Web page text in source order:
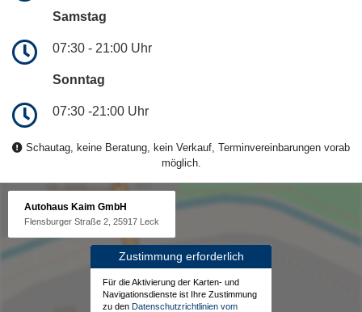
Samstag
07:30 - 21:00 Uhr
Sonntag
07:30 -21:00 Uhr
Schautag, keine Beratung, kein Verkauf, Terminvereinbarungen vorab
möglich.
Autohaus Kaim GmbH
Flensburger Straße 2, 25917 Leck
Zustimmung erforderlich
Für die Aktivierung der Karten- und
Navigationsdienste ist Ihre Zustimmung
zu den Datenschutzrichtlinien vom